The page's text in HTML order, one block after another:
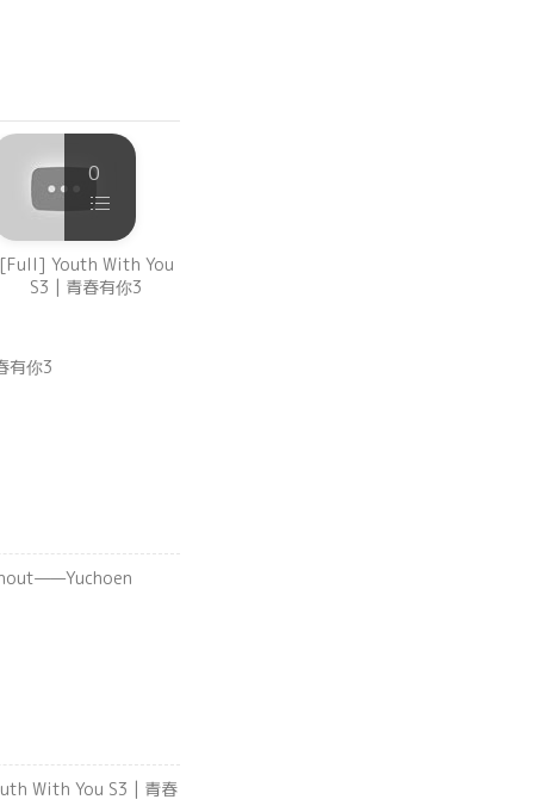
0
Youth With You
S3 | 青春有你3
有你3
With You S3 | 青春